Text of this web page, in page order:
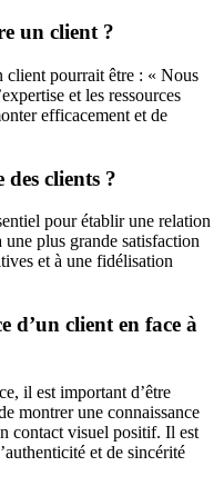
un client ?
client pourrait être : « Nous
et les ressources
efficacement et de
clients ?
pour établir une relation
plus grande satisfaction
et à une fidélisation
d’un client en face à
il est important d’être
montrer une connaissance
contact visuel positif. Il est
et de sincérité